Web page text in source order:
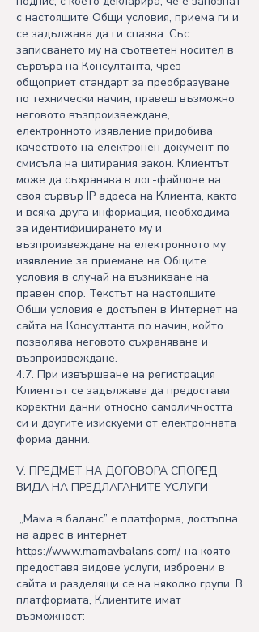
с настоящите Общи условия, приема ги и
се задължава да ги спазва. Със
записването му на съответен носител в
сървъра на Консултанта, чрез
общоприет стандарт за преобразуване
по технически начин, правещ възможно
неговото възпроизвеждане,
електронното изявление придобива
качеството на електронен документ по
смисъла на цитирания закон. Клиентът
може да съхранява в лог-файлове на
своя сървър IP адреса на Клиента, както
и всяка друга информация, необходима
за идентифицирането му и
възпроизвеждане на електронното му
изявление за приемане на Общите
условия в случай на възникване на
правен спор. Текстът на настоящите
Общи условия е достъпен в Интернет на
сайта на Консултанта по начин, който
позволява неговото съхраняване и
възпроизвеждане.
4.7. При извършване на регистрация
Клиентът се задължава да предостави
коректни данни относно самоличността
си и другите изискуеми от електронната
форма данни.
V. ПРЕДМЕТ НА ДОГОВОРА СПОРЕД
ВИДА НА ПРЕДЛАГАНИТЕ УСЛУГИ
„Мама в баланс” e платформа, достъпна
на адрес в интернет
https://www.mamavbalans.com/, на която
предоставя видове услуги, изброени в
сайта и разделящи се на няколко групи. В
платформата, Клиентите имат
възможност: